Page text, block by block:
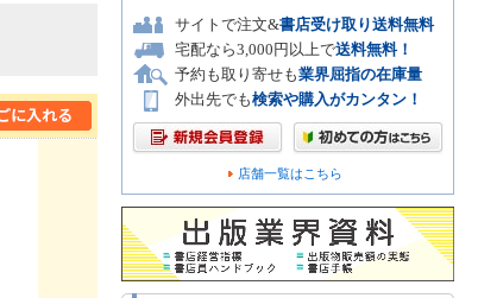
サイトで注文&書店受け取り送料無料
宅配なら3,000円以上で送料無料！
予約も取り寄せも業界屈指の在庫量
外出先でも検索や購入がカンタン！
店舗一覧はこちら